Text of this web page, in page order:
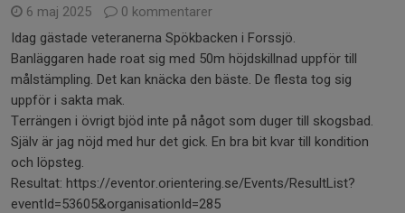
6 maj 2025
0 kommentarer
Idag gästade veteranerna Spökbacken i Forssjö.
Banläggaren hade roat sig med 50m höjdskillnad uppför till
målstämpling. Det kan knäcka den bäste. De flesta tog sig
uppför i sakta mak.
Terrängen i övrigt bjöd inte på något som duger till skogsbad.
Själv är jag nöjd med hur det gick. En bra bit kvar till kondition
och löpsteg.
Resultat: https://eventor.orientering.se/Events/ResultList?
eventId=53605&organisationId=285